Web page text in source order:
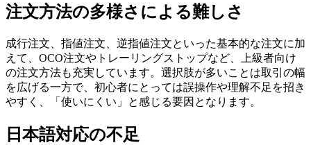
注文方法の多様さによる難しさ
成行注文、指値注文、逆指値注文といった基本的な注文に加
えて、OCO注文やトレーリングストップなど、上級者向け
の注文方法も充実しています。選択肢が多いことは取引の幅
を広げる一方で、初心者にとっては誤操作や理解不足を招き
やすく、「使いにくい」と感じる要因となります。
日本語対応の不足